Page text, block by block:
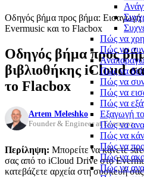
Πώς να
Πώς να
Πώς να
Πώς να
Πώς να
Πώς να
Εξαγωγή
Πώς να
Πώς να
Πώς να
Πώς να
Πώς να
Οδηγός βήμα προς βήμα: Εισαγωγή
Evermusic και το Flacbox
Οδηγός βήμα προς
βιβλιοθήκης iCloud
το Flacbox
Artem Meleshko
Founder & Engineer at Everappz
Περίληψη: Μπορείτε να κάνετε
σας από το iCloud Drive στο
κατεβάζετε αρχεία στη συσκευή